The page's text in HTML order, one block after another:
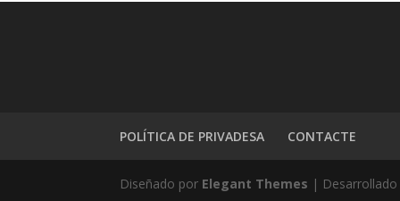
POLÍTICA DE PRIVADESA CONTACTE
Diseñado por Elegant Themes |